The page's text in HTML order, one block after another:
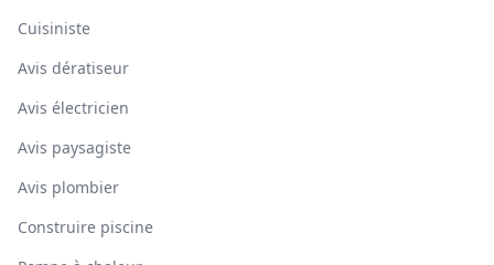
Cuisiniste
Avis dératiseur
Avis électricien
Avis paysagiste
Avis plombier
Construire piscine